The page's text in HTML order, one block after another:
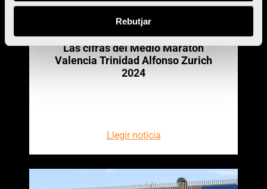
Rebutjar
Las cifras del Medio Maratón
Valencia Trinidad Alfonso Zurich
2024
Llegir notícia